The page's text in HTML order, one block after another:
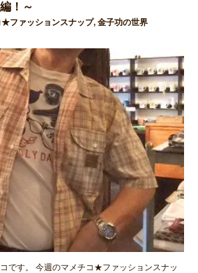
！～
★ファッションスナップ, 金子功の世界
です。 今週のマメチコ★ファッションスナッ